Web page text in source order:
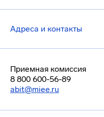
Адреса и контакты
Приемная комиссия
8 800 600-56-89
abit@miee.ru